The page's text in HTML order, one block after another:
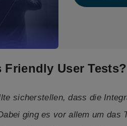
Friendly User Tests?
sicherstellen, dass die
ging es vor allem um das